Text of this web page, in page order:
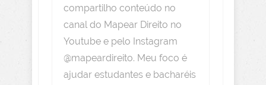
compartilho conteúdo no
canal do Mapear Direito no
Youtube e pelo Instagram
@mapeardireito. Meu foco é
ajudar estudantes e bacharéis